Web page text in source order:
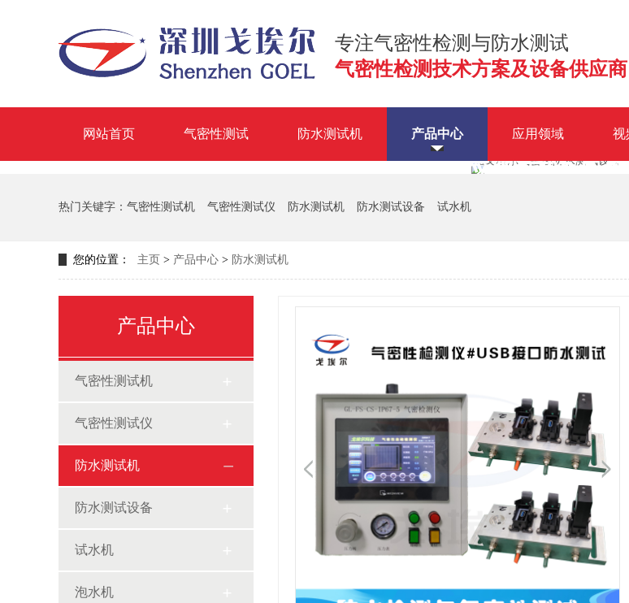
专注气密性检测与防水测试
气密性检测技术方案及设备供应商
网站首页 气密性测试 防水测试机 产品中心 应用领域 视
掌握气密性检测与防水
热门关键字： 气密性测试机 气密性测试仪 防水测试机 防水测试设备 试水机
您的位置： 主页 > 产品中心 > 防水测试机
产品中心
气密性测试机
气密性测试仪
防水测试机
防水测试设备
试水机
泡水机